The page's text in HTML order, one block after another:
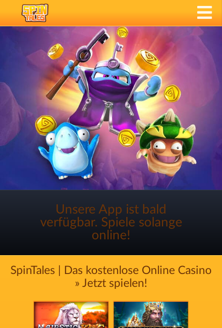
Unsere App ist bald
verfügbar. Spiele solange
online!
SpinTales | Das kostenlose Online Casino
» Jetzt spielen!